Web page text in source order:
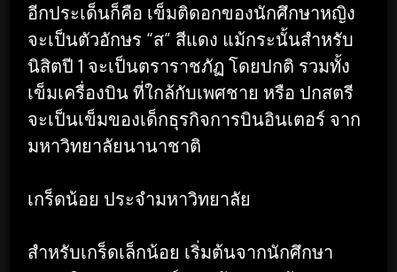
อีกประเด็นก็คือ เข็มติดอกของนักศึกษาหญิง
จะเป็นตัวอักษร “ส” สีแดง แม้กระนั้นสำหรับ
นิสิตปี 1 จะเป็นตราราชภัฏ โดยปกติ รวมทั้ง
เข็มเครื่องบิน ที่ใกล้กับเพศชาย หรือ ปกสตรี
จะเป็นเข็มของเด็กธุรกิจการบินอินเตอร์ จาก
มหาวิทยาลัยนานาชาติ
เกร็ดน้อย ประจำมหาวิทยาลัย
สำหรับเกร็ดเล็กน้อย เริ่มต้นจากนักศึกษา